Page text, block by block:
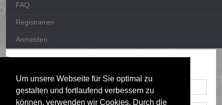
Um unsere Webseite für Sie optimal zu
gestalten und fortlaufend verbessern zu
können, verwenden wir Cookies. Durch die
FAQ
Registrieren
Anmelden